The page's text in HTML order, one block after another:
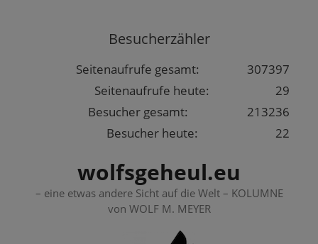
Besucherzähler
307397
Seitenaufrufe gesamt:
29
Seitenaufrufe heute:
213236
Besucher gesamt:
22
Besucher heute:
wolfsgeheul.eu
– eine etwas andere Sicht auf die Welt – KOLUMNE
von WOLF M. MEYER